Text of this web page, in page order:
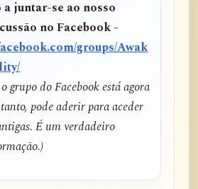
juntar-se ao nosso
no Facebook -
groups/Awak
grupo do Facebook está agora
pode aderir para aceder
É um verdadeiro